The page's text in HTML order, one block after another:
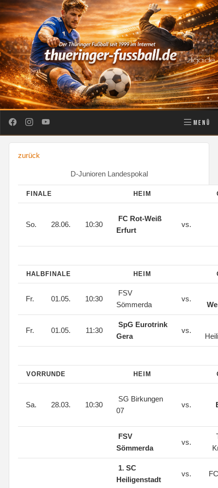
MENÜ
zurück
D-Junioren Landespokal
FINALE HEIM
So. 28.06. 10:30
FC Rot-Weiß
Erfurt
vs.
HALBFINALE HEIM
Fr. 01.05. 10:30
FSV
Sömmerda
vs.
Fr. 01.05. 11:30
SpG Eurotrink
Gera
vs.
VORRUNDE HEIM
Sa. 28.03. 10:30
SG Birkungen
07
vs.
FSV
Sömmerda
vs.
1. SC
Heiligenstadt
vs.